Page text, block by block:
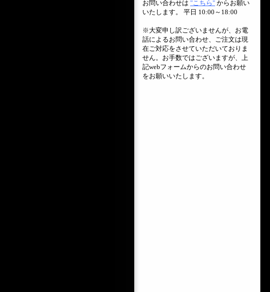
お問い合わせは "こちら" からお願い
いたします。 平日 10:00～18:00
※大変申し訳ございませんが、お電
話によるお問い合わせ、ご注文は現
在ご対応をさせていただいておりま
せん。お手数ではございますが、上
記webフォームからのお問い合わせ
をお願いいたします。